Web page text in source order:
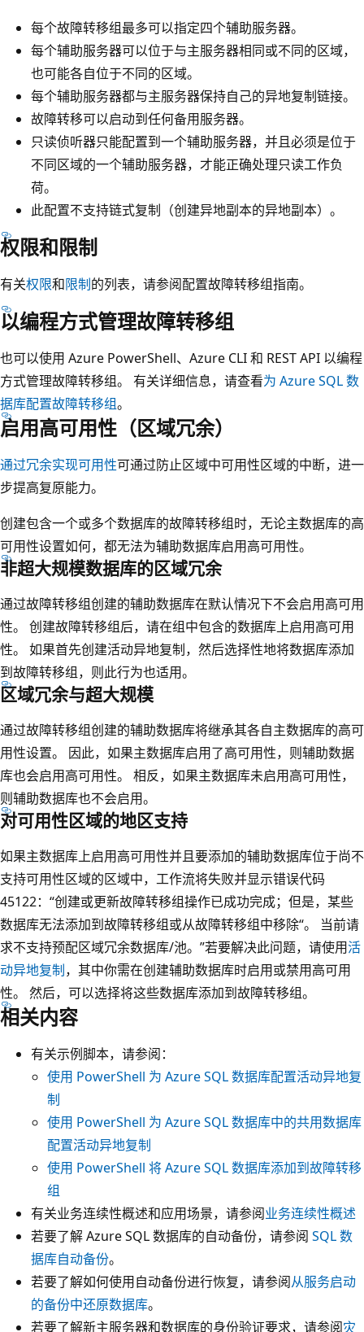
每个故障转移组最多可以指定四个辅助服务器。
每个辅助服务器可以位于与主服务器相同或不同的区域，
也可能各自位于不同的区域。
每个辅助服务器都与主服务器保持自己的异地复制链接。
故障转移可以启动到任何备用服务器。
只读侦听器只能配置到一个辅助服务器，并且必须是位于
不同区域的一个辅助服务器，才能正确处理只读工作负
荷。
此配置不支持链式复制（创建异地副本的异地副本）。
权限和限制
有关权限和限制的列表，请参阅配置故障转移组指南。
以编程方式管理故障转移组
也可以使用 Azure PowerShell、Azure CLI 和 REST API 以编程
方式管理故障转移组。 有关详细信息，请查看为 Azure SQL 数
据库配置故障转移组。
启用高可用性（区域冗余）
通过冗余实现可用性可通过防止区域中可用性区域的中断，进一
步提高复原能力。
创建包含一个或多个数据库的故障转移组时，无论主数据库的高
可用性设置如何，都无法为辅助数据库启用高可用性。
非超大规模数据库的区域冗余
通过故障转移组创建的辅助数据库在默认情况下不会启用高可用
性。 创建故障转移组后，请在组中包含的数据库上启用高可用
性。 如果首先创建活动异地复制，然后选择性地将数据库添加
到故障转移组，则此行为也适用。
区域冗余与超大规模
通过故障转移组创建的辅助数据库将继承其各自主数据库的高可
用性设置。 因此，如果主数据库启用了高可用性，则辅助数据
库也会启用高可用性。 相反，如果主数据库未启用高可用性，
则辅助数据库也不会启用。
对可用性区域的地区支持
如果主数据库上启用高可用性并且要添加的辅助数据库位于尚不
支持可用性区域的区域中，工作流将失败并显示错误代码
45122：“创建或更新故障转移组操作已成功完成；但是，某些
数据库无法添加到故障转移组或从故障转移组中移除“。 当前请
求不支持预配区域冗余数据库/池。”若要解决此问题，请使用活
动异地复制，其中你需在创建辅助数据库时启用或禁用高可用
性。 然后，可以选择将这些数据库添加到故障转移组。
相关内容
有关示例脚本，请参阅：
使用 PowerShell 为 Azure SQL 数据库配置活动异地复
制
使用 PowerShell 为 Azure SQL 数据库中的共用数据库
配置活动异地复制
使用 PowerShell 将 Azure SQL 数据库添加到故障转移
组
有关业务连续性概述和应用场景，请参阅业务连续性概述
若要了解 Azure SQL 数据库的自动备份，请参阅 SQL 数
据库自动备份。
若要了解如何使用自动备份进行恢复，请参阅从服务启动
的备份中还原数据库。
若要了解新主服务器和数据库的身份验证要求，请参阅灾